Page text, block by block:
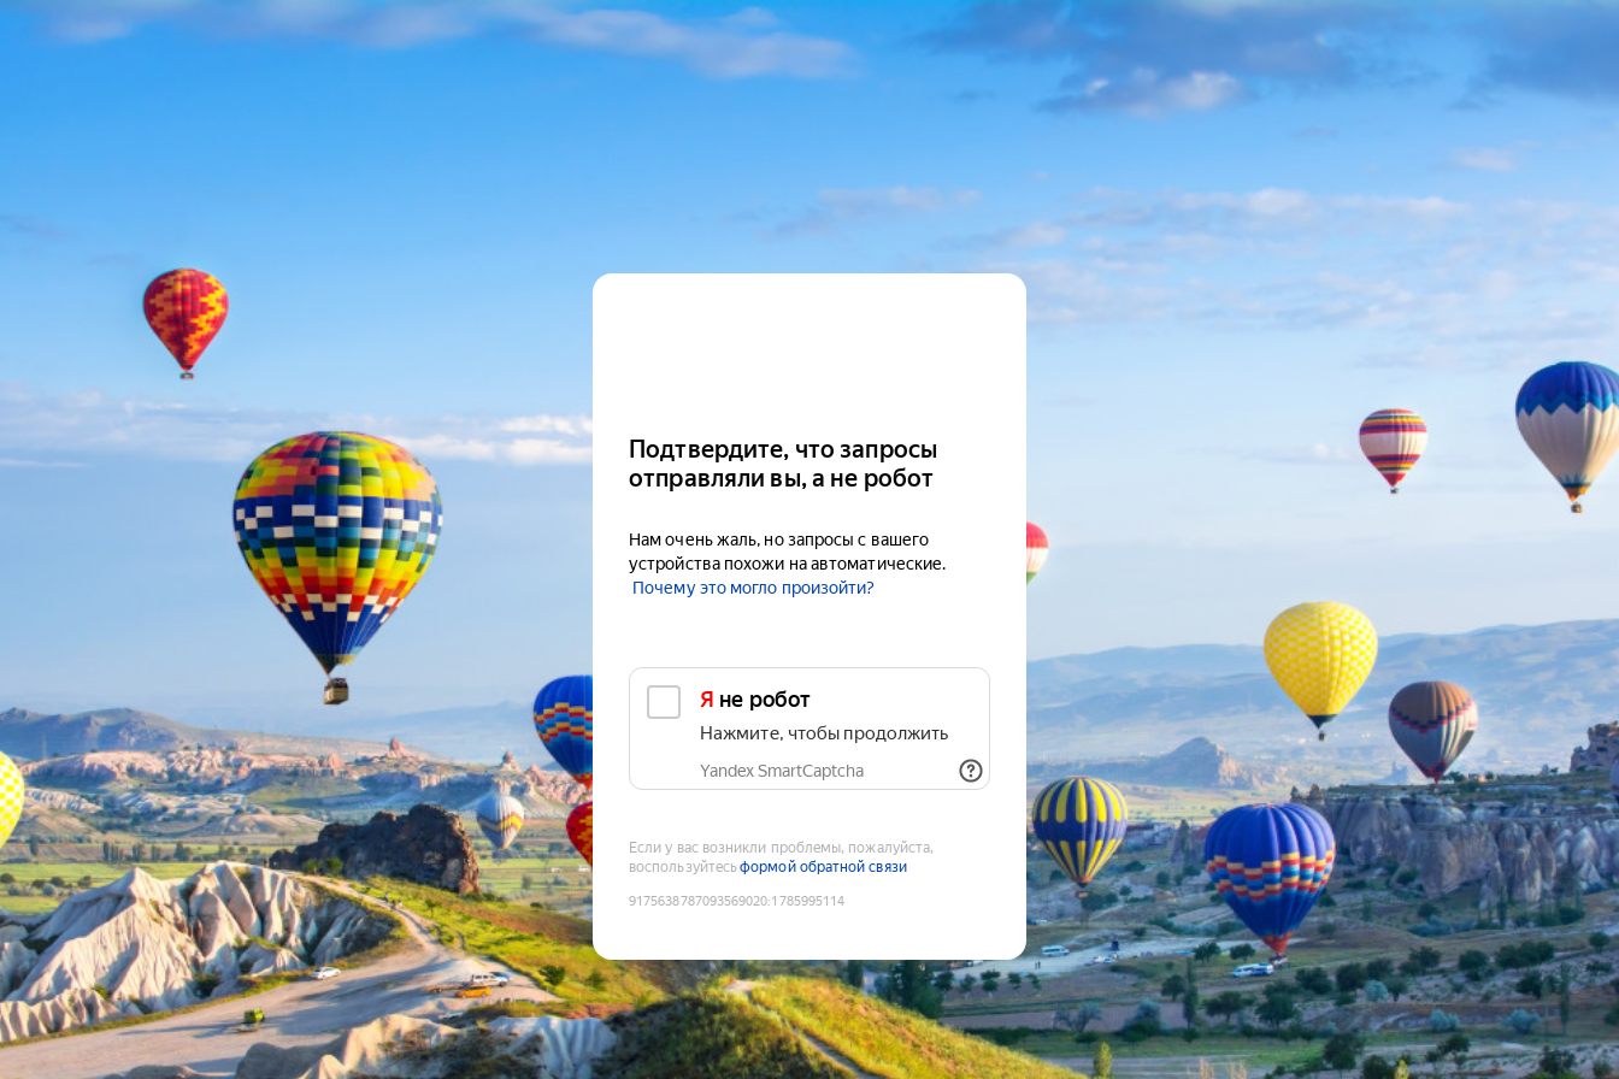
Подтвердите, что запросы
отправляли вы, а не робот
Нам очень жаль, но запросы с вашего
устройства похожи на автоматические.
Почему это могло произойти?
Я не робот
Нажмите, чтобы продолжить
Yandex SmartCaptcha
Если у вас возникли проблемы, пожалуйста,
воспользуйтесьформой обратной связи
9175638787093569020:1785995114